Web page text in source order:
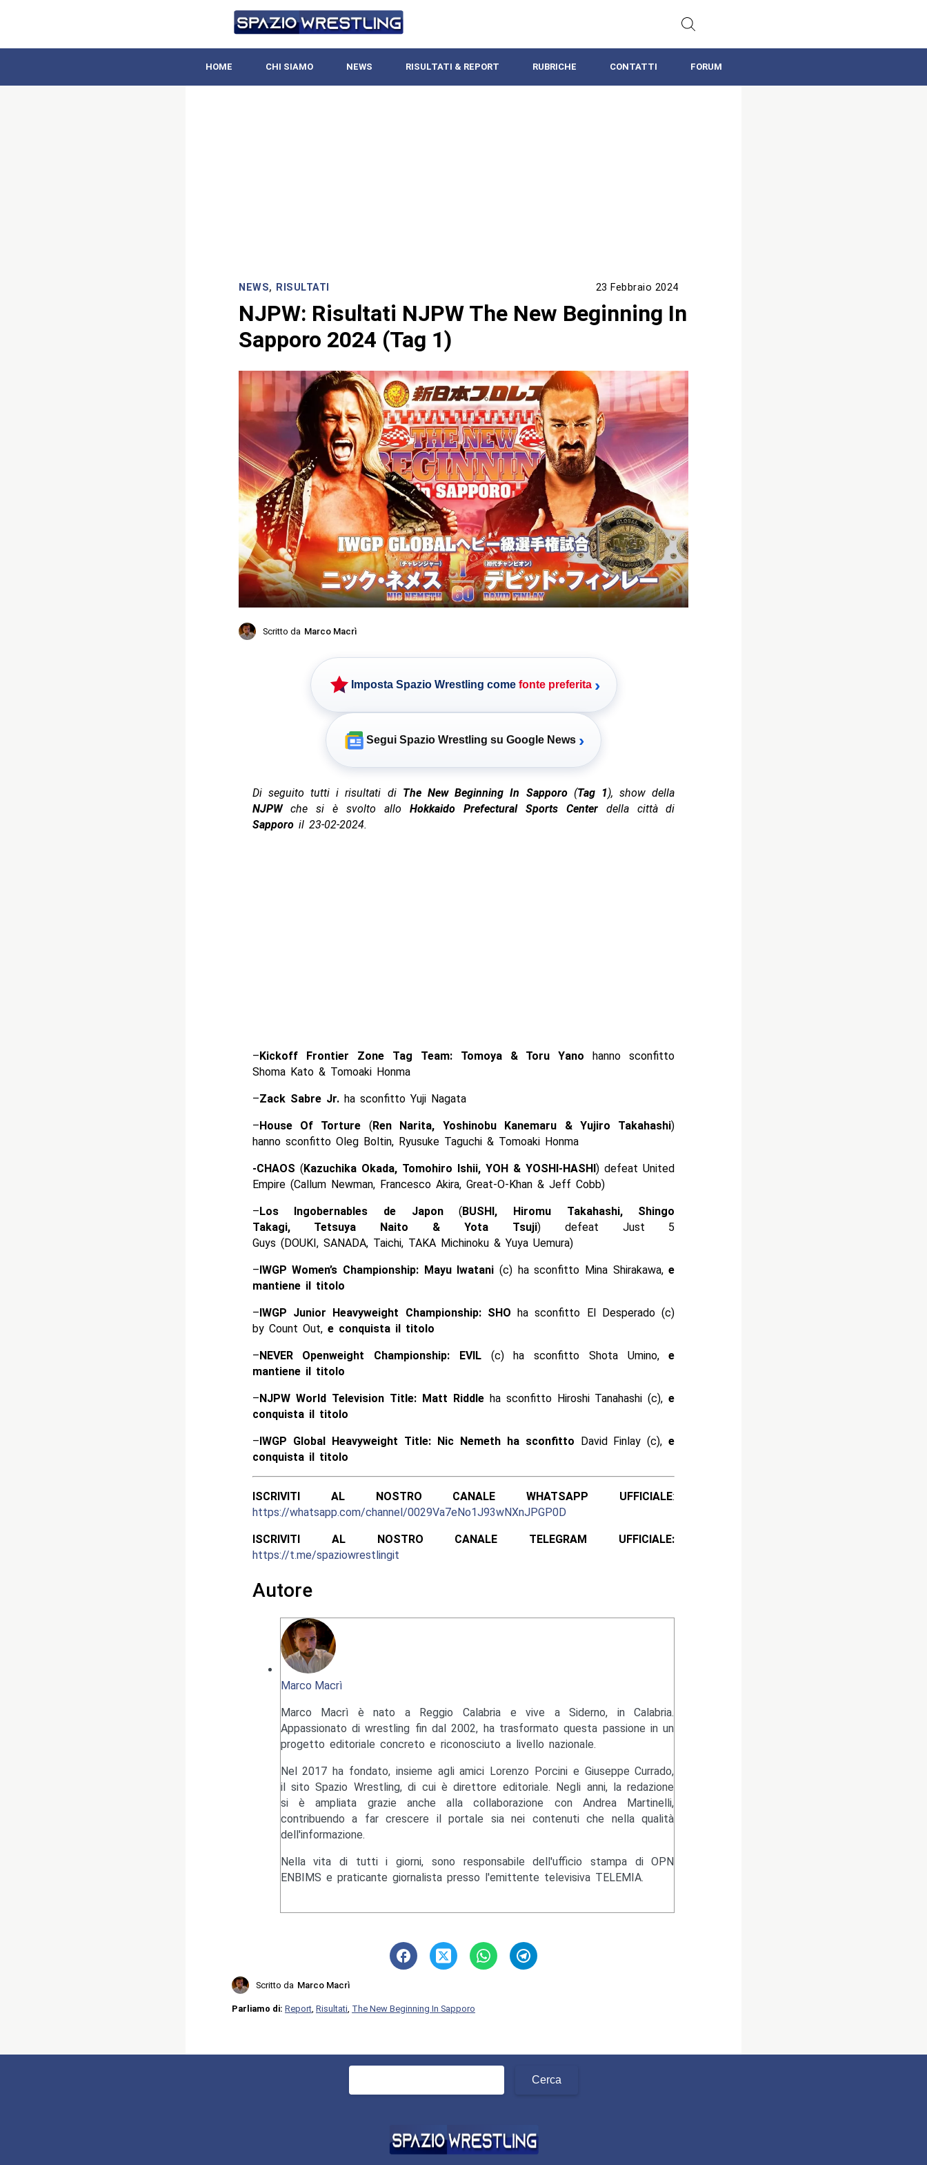
HOME CHI SIAMO NEWS RISULTATI & REPORT RUBRICHE CONTATTI FORUM
NEWS, RISULTATI 23 Febbraio 2024
NJPW: Risultati NJPW The New Beginning In
Sapporo 2024 (Tag 1)
Scritto da Marco Macrì
Imposta Spazio Wrestling come fonte preferita ›
Segui Spazio Wrestling su Google News ›
Di seguito tutti i risultati diThe New Beginning In Sapporo(Tag 1), show della
NJPWche si è svolto allo Hokkaido Prefectural Sports Centerdella città di
Sapporoil 23-02-2024.
–Kickoff Frontier Zone Tag Team: Tomoya & Toru Yano hanno sconfitto
Shoma Kato & Tomoaki Honma
–Zack Sabre Jr.ha sconfitto Yuji Nagata
–House Of Torture (Ren Narita, Yoshinobu Kanemaru & Yujiro Takahashi)
hanno sconfitto Oleg Boltin, Ryusuke Taguchi & Tomoaki Honma
-CHAOS (Kazuchika Okada, Tomohiro Ishii, YOH & YOSHI-HASHI) defeat United
Empire (Callum Newman, Francesco Akira, Great-O-Khan & Jeff Cobb)
–Los Ingobernables de Japon(BUSHI, Hiromu Takahashi, Shingo
Takagi, Tetsuya Naito & Yota Tsuji) defeat Just 5
Guys (DOUKI, SANADA, Taichi, TAKA Michinoku & Yuya Uemura)
–IWGP Women’s Championship: Mayu Iwatani (c) ha sconfitto Mina Shirakawa,e
mantiene il titolo
–IWGP Junior Heavyweight Championship: SHO ha sconfitto El Desperado (c)
by Count Out, e conquista il titolo
–NEVER Openweight Championship: EVIL(c) ha sconfitto Shota Umino,e
mantiene il titolo
–NJPW World Television Title: Matt Riddleha sconfitto Hiroshi Tanahashi (c),e
conquista il titolo
–IWGP Global Heavyweight Title: Nic Nemeth ha sconfitto David Finlay (c),e
conquista il titolo
ISCRIVITI AL NOSTRO CANALE WHATSAPP UFFICIALE:
https://whatsapp.com/channel/0029Va7eNo1J93wNXnJPGP0D
ISCRIVITI AL NOSTRO CANALE TELEGRAM UFFICIALE:
https://t.me/spaziowrestlingit
Autore
Marco Macrì
Marco Macrì è nato a Reggio Calabria e vive a Siderno, in Calabria.
Appassionato di wrestling fin dal 2002, ha trasformato questa passione in un
progetto editoriale concreto e riconosciuto a livello nazionale.
Nel 2017 ha fondato, insieme agli amici Lorenzo Porcini e Giuseppe Currado,
il sito Spazio Wrestling, di cui è direttore editoriale. Negli anni, la redazione
si è ampliata grazie anche alla collaborazione con Andrea Martinelli,
contribuendo a far crescere il portale sia nei contenuti che nella qualità
dell'informazione.
Nella vita di tutti i giorni, sono responsabile dell'ufficio stampa di OPN
ENBIMS e praticante giornalista presso l'emittente televisiva TELEMIA.
Scritto da Marco Macrì
Parliamo di: Report Risultati The New Beginning In Sapporo
Ricerca